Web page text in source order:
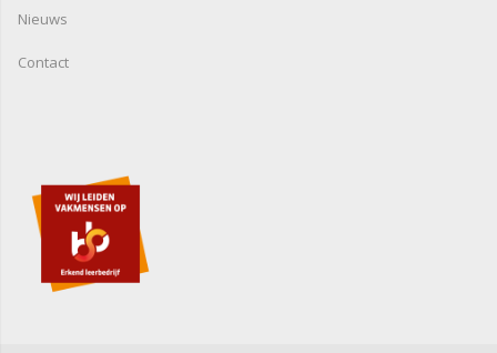
Nieuws
Contact